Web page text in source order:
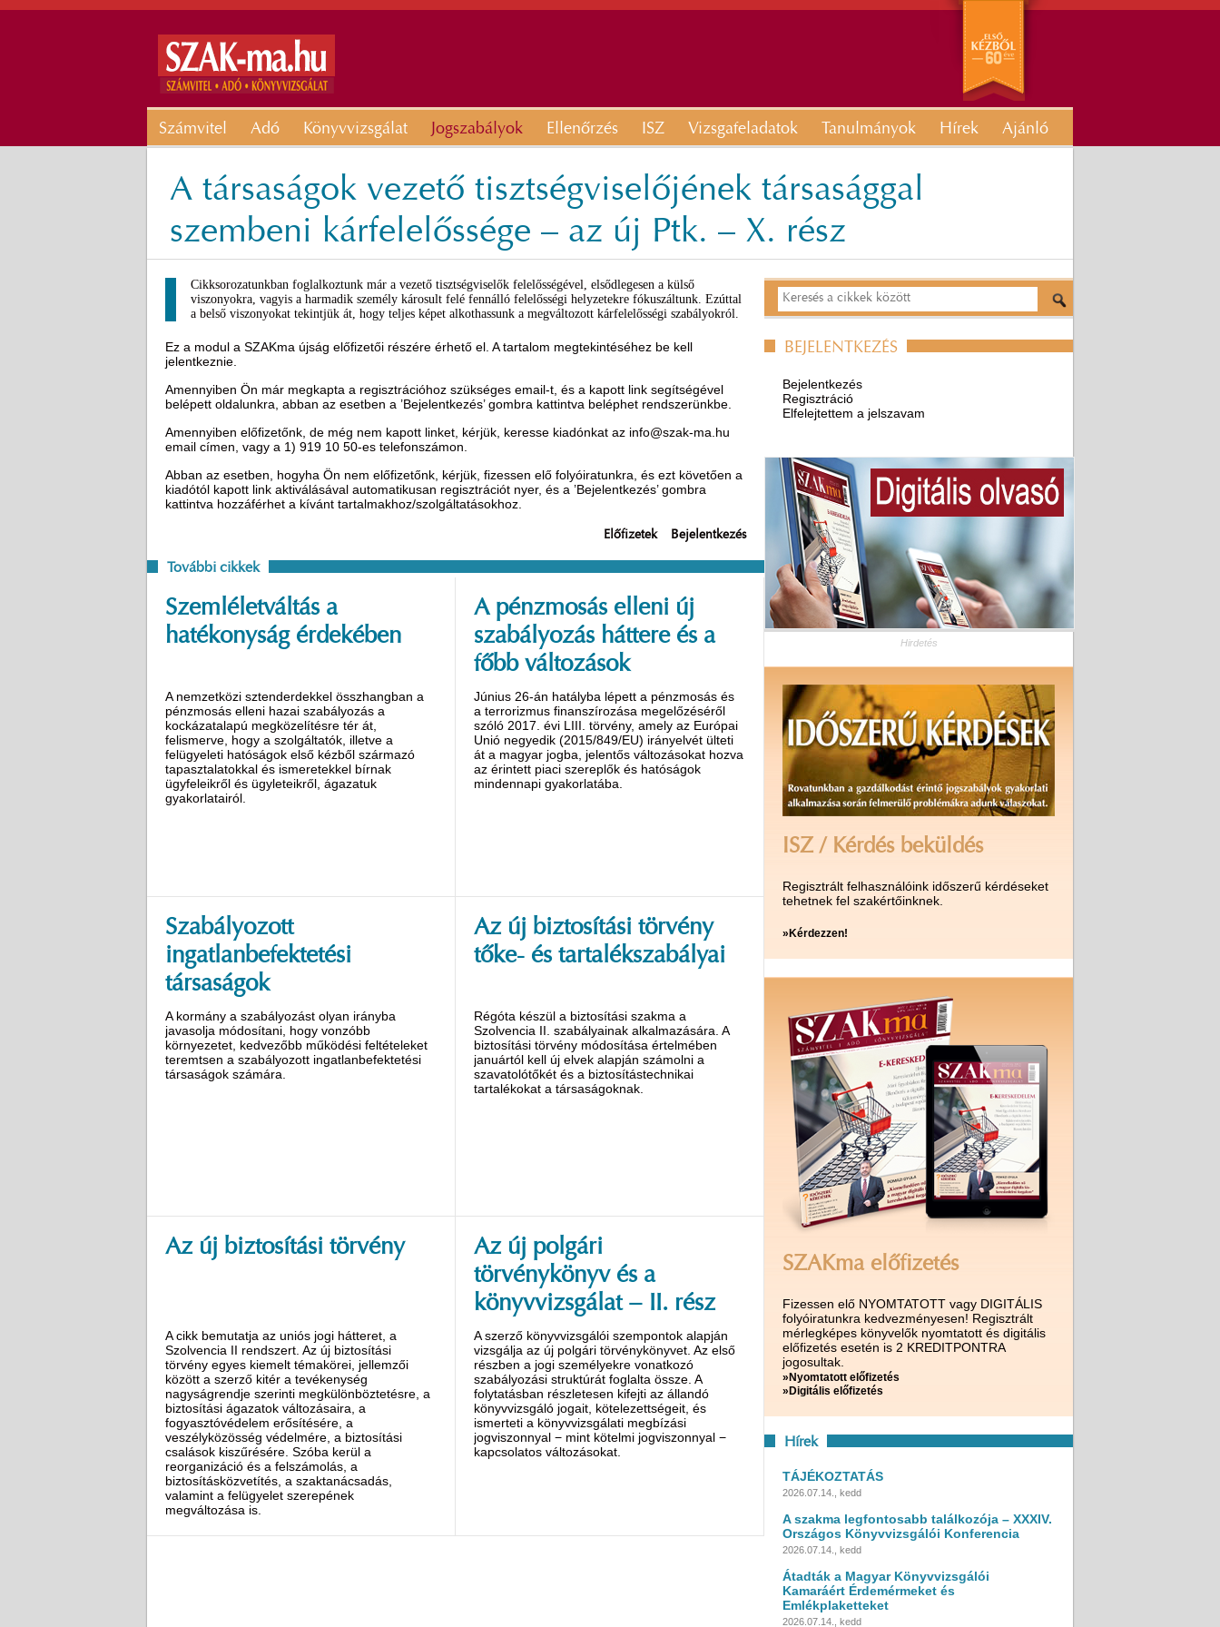
Számvitel Adó Könyvvizsgálat Jogszabályok Ellenőrzés ISZ Vizsgafeladatok Tanulmányok Hírek Ajánló
A társaságok vezető tisztségviselőjének társasággal
szembeni kárfelelőssége – az új Ptk. – X. rész
Cikksorozatunkban foglalkoztunk már a vezető tisztségviselők felelősségével, elsődlegesen a külső
viszonyokra, vagyis a harmadik személy károsult felé fennálló felelősségi helyzetekre fókuszáltunk. Ezúttal
a belső viszonyokat tekintjük át, hogy teljes képet alkothassunk a megváltozott kárfelelősségi szabályokról.
Ez a modul a SZAKma újság előfizetői részére érhető el. A tartalom megtekintéséhez be kell
jelentkeznie.
Amennyiben Ön már megkapta a regisztrációhoz szükséges email-t, és a kapott link segítségével
belépett oldalunkra, abban az esetben a ’Bejelentkezés’ gombra kattintva beléphet rendszerünkbe.
Amennyiben előfizetőnk, de még nem kapott linket, kérjük, keresse kiadónkat az info@szak-ma.hu
email címen, vagy a 1) 919 10 50-es telefonszámon.
Abban az esetben, hogyha Ön nem előfizetőnk, kérjük, fizessen elő folyóiratunkra, és ezt követően a
kiadótól kapott link aktiválásával automatikusan regisztrációt nyer, és a ’Bejelentkezés’ gombra
kattintva hozzáférhet a kívánt tartalmakhoz/szolgáltatásokhoz.
Bejelentkezés
Előfizetek
További cikkek
Szemléletváltás a
hatékonyság érdekében
A nemzetközi sztenderdekkel összhangban a
pénzmosás elleni hazai szabályozás a
kockázatalapú megközelítésre tér át,
felismerve, hogy a szolgáltatók, illetve a
felügyeleti hatóságok első kézből származó
tapasztalatokkal és ismeretekkel bírnak
ügyfeleikről és ügyleteikről, ágazatuk
gyakorlatairól.
A pénzmosás elleni új
szabályozás háttere és a
főbb változások
Június 26-án hatályba lépett a pénzmosás és
a terrorizmus finanszírozása megelőzéséről
szóló 2017. évi LIII. törvény, amely az Európai
Unió negyedik (2015/849/EU) irányelvét ülteti
át a magyar jogba, jelentős változásokat hozva
az érintett piaci szereplők és hatóságok
mindennapi gyakorlatába.
Szabályozott
ingatlanbefektetési
társaságok
A kormány a szabályozást olyan irányba
javasolja módosítani, hogy vonzóbb
környezetet, kedvezőbb működési feltételeket
teremtsen a szabályozott ingatlanbefektetési
társaságok számára.
Az új biztosítási törvény
tőke- és tartalékszabályai
Régóta készül a biztosítási szakma a
Szolvencia II. szabályainak alkalmazására. A
biztosítási törvény módosítása értelmében
januártól kell új elvek alapján számolni a
szavatolótőkét és a biztosítástech­nikai
tartalékokat a társaságoknak.
Az új biztosítási törvény
A cikk bemutatja az uniós jogi hátteret, a
Szolvencia II rendszert. Az új biztosítási
törvény egyes kiemelt témakörei, jellemzői
között a szerző kitér a tevékenység
nagyságrendje szerinti megkülönböztetésre, a
biztosítási ágazatok változásaira, a
fogyasztóvédelem erősítésére, a
veszélyközösség védelmére, a biztosítási
csalások kiszűrésére. Szóba kerül a
reorganizáció és a felszámolás, a
biztosításközvetítés, a szaktanácsadás,
valamint a felügyelet szerepének
megváltozása is.
Az új polgári
törvénykönyv és a
könyvvizsgálat − II. rész
A szerző könyvvizsgálói szempontok alapján
vizsgálja az új polgári törvénykönyvet. Az első
részben a jogi személyekre vonatkozó
szabályozási struktúrát foglalta össze. A
folytatásban részletesen kifejti az állandó
könyvvizsgáló jogait, kötelezettségeit, és
ismerteti a könyvvizsgálati megbízási
jogviszonnyal − mint kötelmi jogviszonnyal −
kapcsolatos változásokat.
BEJELENTKEZÉS
Bejelentkezés
Regisztráció
Elfelejtettem a jelszavam
Hirdetés
ISZ / Kérdés beküldés
Regisztrált felhasználóink időszerű kérdéseket
tehetnek fel szakértőinknek.
»Kérdezzen!
SZAKma előfizetés
Fizessen elő NYOMTATOTT vagy DIGITÁLIS
folyóiratunkra kedvezményesen! Regisztrált
mérlegképes könyvelők nyomtatott és digitális
előfizetés esetén is 2 KREDITPONTRA
jogosultak.
»Nyomtatott előfizetés
»Digitális előfizetés
Hírek
TÁJÉKOZTATÁS
2026.07.14., kedd
A szakma legfontosabb találkozója – XXXIV.
Országos Könyvvizsgálói Konferencia
2026.07.14., kedd
Átadták a Magyar Könyvvizsgálói
Kamaráért Érdemérmeket és
Emlékplaketteket
2026.07.14., kedd